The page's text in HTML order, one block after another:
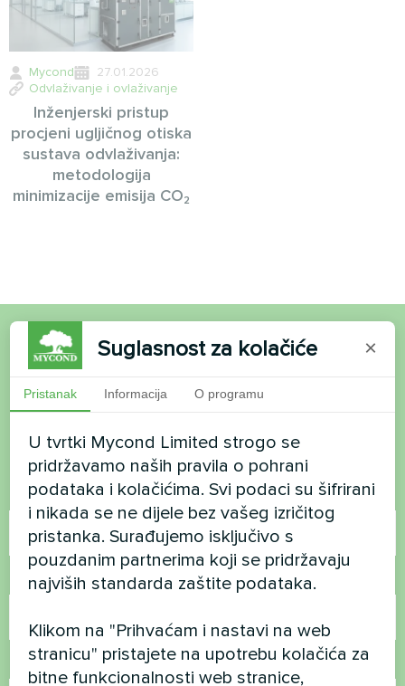
Mycond
27.01.2026
Odvlaživanje i ovlaživanje
Inženjerski pristup
procjeni ugljičnog otiska
sustava odvlaživanja:
metodologija
minimizacije emisija CO₂
Želite kupiti ili imate
pitanja?
Kontaktirajte nas i mi ćemo vam pomoći
Ime
Broj telefona
E-pošta
Suglasnost za kolačiće ×
Pristanak Informacija O programu
U tvrtki Mycond Limited strogo se
pridržavamo naših pravila o pohrani
podataka i kolačićima. Svi podaci su šifrirani
i nikada se ne dijele bez vašeg izričitog
pristanka. Surađujemo isključivo s
pouzdanim partnerima koji se pridržavaju
najviših standarda zaštite podataka.
Klikom na "Prihvaćam i nastavi na web
stranicu" pristajete na upotrebu kolačića za
bitne funkcionalnosti web stranice,